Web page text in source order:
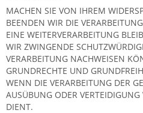
MACHEN SIE VON IHREM
BEENDEN WIR DIE
EINE WEITERVERARBEITUNG
WIR ZWINGENDE
VERARBEITUNG NACHWEISEN
GRUNDRECHTE UND
WENN DIE VERARBEITUNG DER
AUSÜBUNG ODER
DIENT.